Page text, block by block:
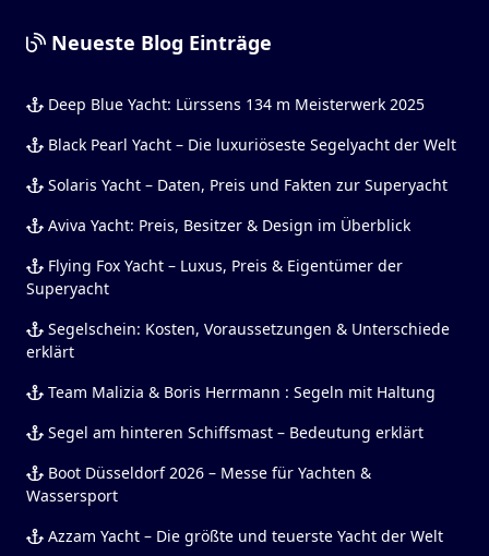
Neueste Blog Einträge
Deep Blue Yacht: Lürssens 134 m Meisterwerk 2025
Black Pearl Yacht – Die luxuriöseste Segelyacht der Welt
Solaris Yacht – Daten, Preis und Fakten zur Superyacht
Aviva Yacht: Preis, Besitzer & Design im Überblick
Flying Fox Yacht – Luxus, Preis & Eigentümer der
Superyacht
Segelschein: Kosten, Voraussetzungen & Unterschiede
erklärt
Team Malizia & Boris Herrmann : Segeln mit Haltung
Segel am hinteren Schiffsmast – Bedeutung erklärt
Boot Düsseldorf 2026 – Messe für Yachten &
Wassersport
Azzam Yacht – Die größte und teuerste Yacht der Welt